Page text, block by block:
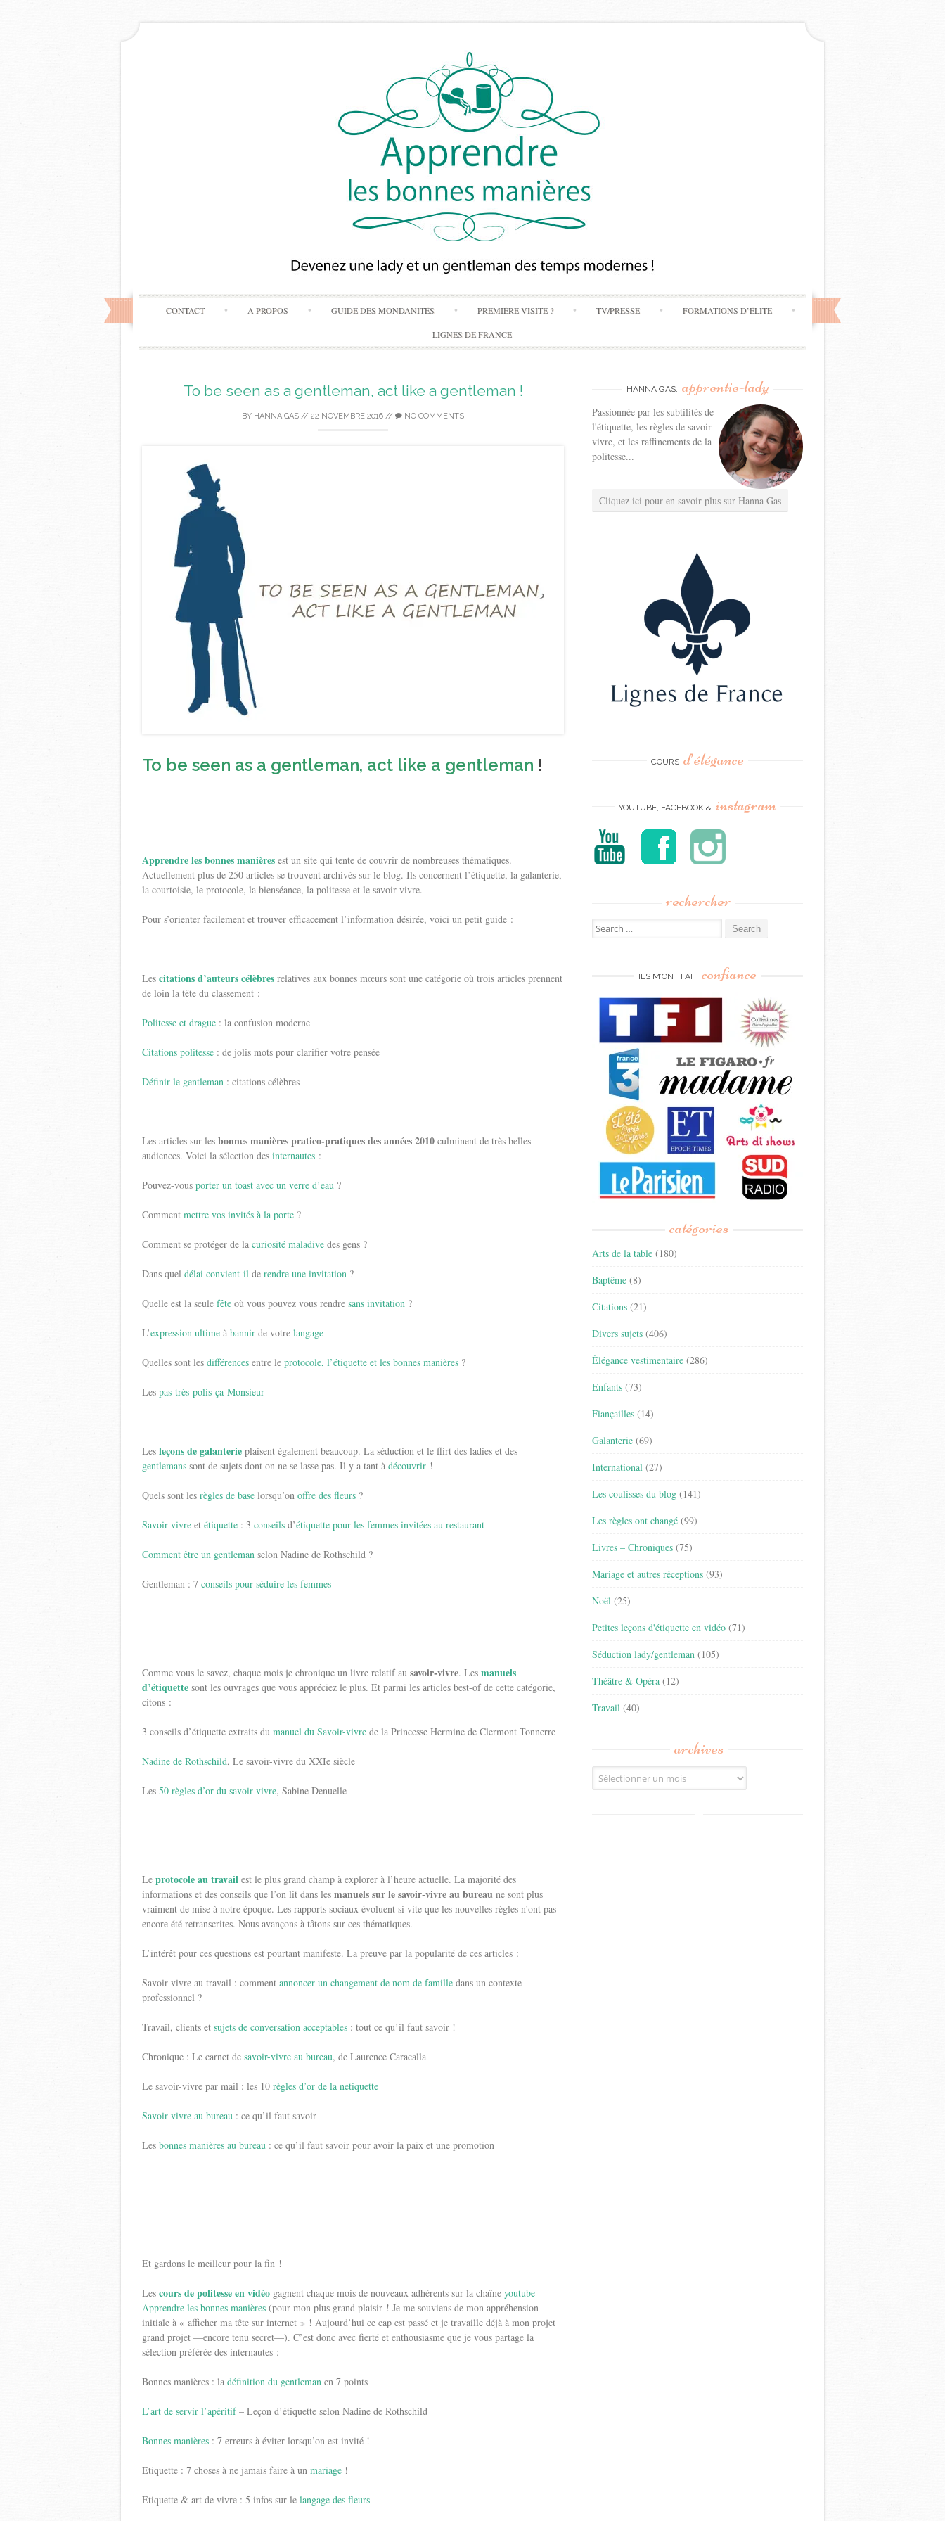
Skip
to
content
CONTACT A PROPOS GUIDE DES MONDANITÉS PREMIÈRE VISITE ? TV/PRESSE FORMATIONS D’ÉLITE
LIGNES DE FRANCE
To be seen as a gentleman, act like a gentleman !
BY HANNA GAS // 22 NOVEMBRE 2016 // NO COMMENTS
To be seen as a gentleman, act like a gentleman !
Apprendre les bonnes manières est un site qui tente de couvrir de nombreuses thématiques.
Actuellement plus de 250 articles se trouvent archivés sur le blog. Ils concernent l’étiquette, la galanterie,
la courtoisie, le protocole, la bienséance, la politesse et le savoir-vivre.
Pour s’orienter facilement et trouver efficacement l’information désirée, voici un petit guide :
Les citations d’auteurs célèbres relatives aux bonnes mœurs sont une catégorie où trois articles prennent
de loin la tête du classement :
Politesse et drague : la confusion moderne
Citations politesse : de jolis mots pour clarifier votre pensée
Définir le gentleman : citations célèbres
Les articles sur les bonnes manières pratico-pratiques des années 2010 culminent de très belles
audiences. Voici la sélection des internautes :
Pouvez-vous porter un toast avec un verre d’eau ?
Comment mettre vos invités à la porte ?
Comment se protéger de la curiosité maladive des gens ?
Dans quel délai convient-il de rendre une invitation ?
Quelle est la seule fête où vous pouvez vous rendre sans invitation ?
L’expression ultime à bannir de votre langage
Quelles sont les différences entre le protocole, l’étiquette et les bonnes manières ?
Les pas-très-polis-ça-Monsieur
Les leçons de galanterie plaisent également beaucoup. La séduction et le flirt des ladies et des
gentlemans sont de sujets dont on ne se lasse pas. Il y a tant à découvrir !
Quels sont les règles de base lorsqu’on offre des fleurs ?
Savoir-vivre et étiquette : 3 conseils d’étiquette pour les femmes invitées au restaurant
Comment être un gentleman selon Nadine de Rothschild ?
Gentleman : 7 conseils pour séduire les femmes
Comme vous le savez, chaque mois je chronique un livre relatif au savoir-vivre. Les manuels
d’étiquette sont les ouvrages que vous appréciez le plus. Et parmi les articles best-of de cette catégorie,
citons :
3 conseils d’étiquette extraits du manuel du Savoir-vivre de la Princesse Hermine de Clermont Tonnerre
Nadine de Rothschild, Le savoir-vivre du XXIe siècle
Les 50 règles d’or du savoir-vivre, Sabine Denuelle
Le protocole au travail est le plus grand champ à explorer à l’heure actuelle. La majorité des
informations et des conseils que l’on lit dans les manuels sur le savoir-vivre au bureau ne sont plus
vraiment de mise à notre époque. Les rapports sociaux évoluent si vite que les nouvelles règles n’ont pas
encore été retranscrites. Nous avançons à tâtons sur ces thématiques.
L’intérêt pour ces questions est pourtant manifeste. La preuve par la popularité de ces articles :
Savoir-vivre au travail : comment annoncer un changement de nom de famille dans un contexte
professionnel ?
Travail, clients et sujets de conversation acceptables : tout ce qu’il faut savoir !
Chronique : Le carnet de savoir-vivre au bureau, de Laurence Caracalla
Le savoir-vivre par mail : les 10 règles d’or de la netiquette
Savoir-vivre au bureau : ce qu’il faut savoir
Les bonnes manières au bureau : ce qu’il faut savoir pour avoir la paix et une promotion
Et gardons le meilleur pour la fin !
Les cours de politesse en vidéo gagnent chaque mois de nouveaux adhérents sur la chaîne youtube
Apprendre les bonnes manières (pour mon plus grand plaisir ! Je me souviens de mon appréhension
initiale à « afficher ma tête sur internet » ! Aujourd’hui ce cap est passé et je travaille déjà à mon projet
grand projet —encore tenu secret—). C’est donc avec fierté et enthousiasme que je vous partage la
sélection préférée des internautes :
Bonnes manières : la définition du gentleman en 7 points
L’art de servir l’apéritif– Leçon d’étiquette selon Nadine de Rothschild
Bonnes manières : 7 erreurs à éviter lorsqu’on est invité !
Etiquette : 7 choses à ne jamais faire à un mariage !
Etiquette & art de vivre : 5 infos sur le langage des fleurs
HANNA GAS, apprentie-lady
Passionnée par les subtilités de
l'étiquette, les règles de savoir-
vivre, et les raffinements de la
politesse...
Cliquez ici pour en savoir plus sur Hanna Gas
COURS d’élégance
YOUTUBE, FACEBOOK & instagram
rechercher
Search
for:
ILS M’ONT FAIT confiance
catégories
Arts de la table (180)
Baptême (8)
Citations (21)
Divers sujets (406)
Élégance vestimentaire (286)
Enfants (73)
Fiançailles (14)
Galanterie (69)
International (27)
Les coulisses du blog (141)
Les règles ont changé (99)
Livres – Chroniques (75)
Mariage et autres réceptions (93)
Noël (25)
Petites leçons d'étiquette en vidéo (71)
Séduction lady/gentleman (105)
Théâtre & Opéra (12)
Travail (40)
archives
Archives